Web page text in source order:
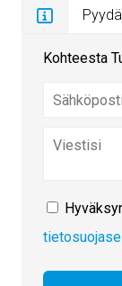
Kohteesta